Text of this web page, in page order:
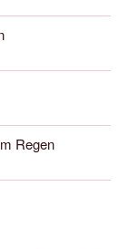
Regen